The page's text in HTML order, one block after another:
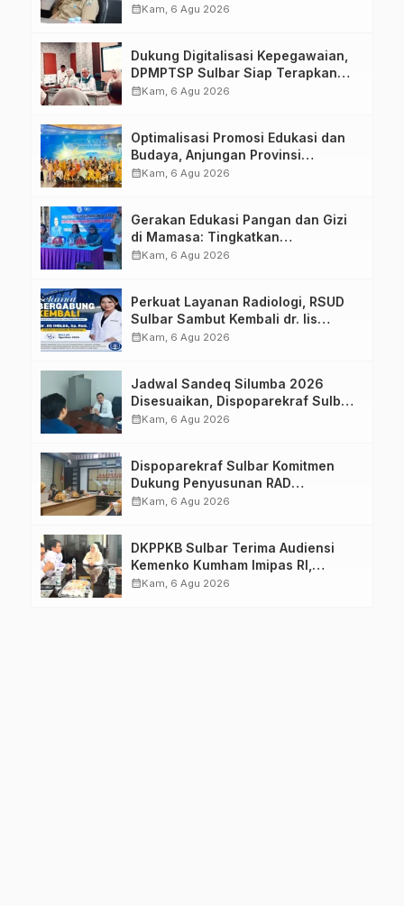
calendar_monthKam, 6 Agu 2026
Dukung Digitalisasi Kepegawaian,
DPMPTSP Sulbar Siap Terapkan
Aplikasi FLEKSI ASN
calendar_monthKam, 6 Agu 2026
Optimalisasi Promosi Edukasi dan
Budaya, Anjungan Provinsi
Sulawesi Barat Perkuat Kolaborasi
calendar_monthKam, 6 Agu 2026
Gerakan Edukasi Pangan dan Gizi
di Mamasa: Tingkatkan
Pengetahuan dan Keterampilan
calendar_monthKam, 6 Agu 2026
Perkuat Layanan Radiologi, RSUD
Sulbar Sambut Kembali dr. Iis
Imelda, Sp.Rad
calendar_monthKam, 6 Agu 2026
Jadwal Sandeq Silumba 2026
Disesuaikan, Dispoparekraf Sulbar
Pastikan Persiapan Tetap
calendar_monthKam, 6 Agu 2026
Dispoparekraf Sulbar Komitmen
Dukung Penyusunan RAD
TPB/SDGs Sulawesi Barat
calendar_monthKam, 6 Agu 2026
DKPPKB Sulbar Terima Audiensi
Kemenko Kumham Imipas RI,
Perkuat Pelayanan Kesehatan bagi
calendar_monthKam, 6 Agu 2026